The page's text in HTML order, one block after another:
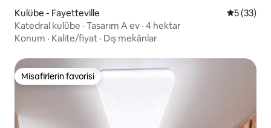
Kulübe - Fayetteville 55 (33)
Katedral kulübe · Tasarım A ev · 4 hektar
Konum · Kalite/fiyat · Dış mekânlar
Misafirlerin favorisi
Misafirlerin favorisi